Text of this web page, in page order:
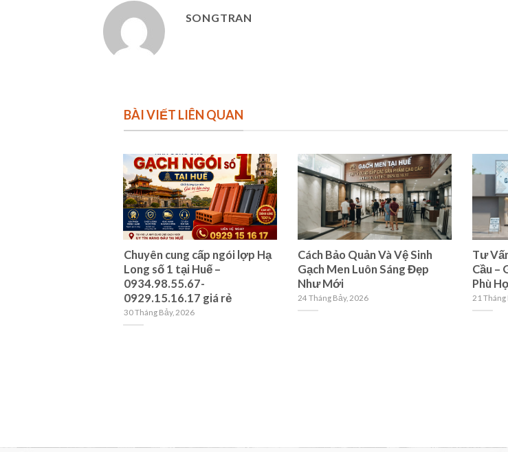
SONGTRAN
BÀI VIẾT LIÊN QUAN
Chuyên cung cấp ngói lợp Hạ
Long số 1 tại Huế –
0934.98.55.67-
0929.15.16.17 giá rẻ
30 Tháng Bảy, 2026
Cách Bảo Quản Và Vệ Sinh
Gạch Men Luôn Sáng Đẹp
Như Mới
24 Tháng Bảy, 2026
Tư
Cầu –
Phù
21 Tháng